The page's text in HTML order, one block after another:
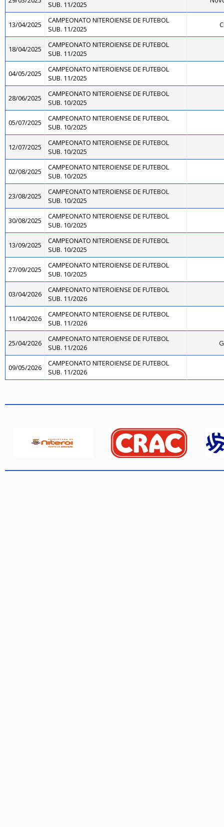
SUB. 11/2025
13/04/2025
CAMPEONATO NITEROIENSE DE FUTEBOL
SUB. 11/2025
18/04/2025
CAMPEONATO NITEROIENSE DE FUTEBOL
SUB. 11/2025
04/05/2025
CAMPEONATO NITEROIENSE DE FUTEBOL
SUB. 11/2025
28/06/2025
CAMPEONATO NITEROIENSE DE FUTEBOL
SUB. 10/2025
05/07/2025
CAMPEONATO NITEROIENSE DE FUTEBOL
SUB. 10/2025
12/07/2025
CAMPEONATO NITEROIENSE DE FUTEBOL
SUB. 10/2025
02/08/2025
CAMPEONATO NITEROIENSE DE FUTEBOL
SUB. 10/2025
23/08/2025
CAMPEONATO NITEROIENSE DE FUTEBOL
SUB. 10/2025
30/08/2025
CAMPEONATO NITEROIENSE DE FUTEBOL
SUB. 10/2025
13/09/2025
CAMPEONATO NITEROIENSE DE FUTEBOL
SUB. 10/2025
27/09/2025
CAMPEONATO NITEROIENSE DE FUTEBOL
SUB. 10/2025
03/04/2026
CAMPEONATO NITEROIENSE DE FUTEBOL
SUB. 11/2026
11/04/2026
CAMPEONATO NITEROIENSE DE FUTEBOL
SUB. 11/2026
25/04/2026
CAMPEONATO NITEROIENSE DE FUTEBOL
SUB. 11/2026
09/05/2026
CAMPEONATO NITEROIENSE DE FUTEBOL
SUB. 11/2026